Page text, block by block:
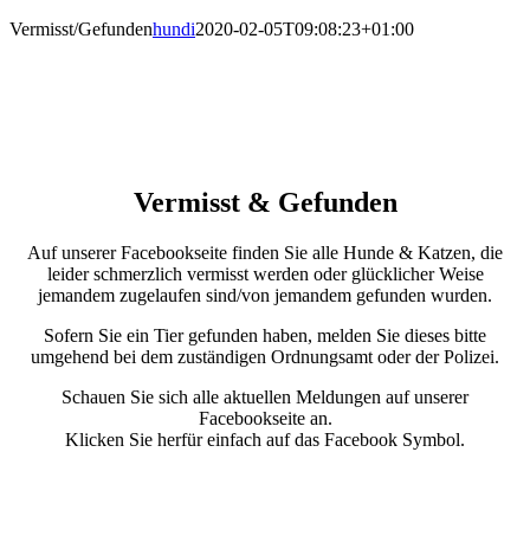
Vermisst/Gefundenhundi2020-02-05T09:08:23+01:00
Vermisst & Gefunden
Auf unserer Facebookseite finden Sie alle Hunde & Katzen, die
leider schmerzlich vermisst werden oder glücklicher Weise
jemandem zugelaufen sind/von jemandem gefunden wurden.
Sofern Sie ein Tier gefunden haben, melden Sie dieses bitte
umgehend bei dem zuständigen Ordnungsamt oder der Polizei.
Schauen Sie sich alle aktuellen Meldungen auf unserer
Facebookseite an.
Klicken Sie herfür einfach auf das Facebook Symbol.